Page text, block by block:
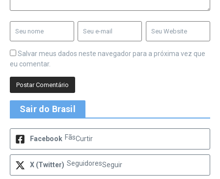
Salvar meus dados neste navegador para a próxima vez que
eu comentar.
Sair do Brasil
Facebook FãsCurtir
X (Twitter) SeguidoresSeguir